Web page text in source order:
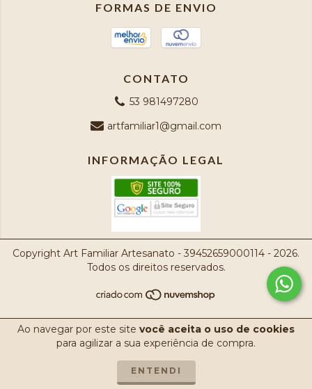
Ao navegar por este site você aceita o uso de cookies
para agilizar a sua experiência de compra.
ENTENDI
FORMAS DE ENVIO
CONTATO
53 981497280
artfamiliar1@gmail.com
INFORMAÇÃO LEGAL
Copyright Art Familiar Artesanato - 39452659000114 - 2026.
Todos os direitos reservados.